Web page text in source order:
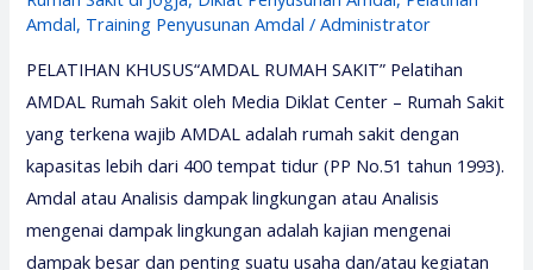
Amdal, Training Penyusunan Amdal /Administrator
PELATIHAN KHUSUS“AMDAL RUMAH SAKIT” Pelatihan
AMDAL Rumah Sakit oleh Media Diklat Center – Rumah Sakit
yang terkena wajib AMDAL adalah rumah sakit dengan
kapasitas lebih dari 400 tempat tidur (PP No.51 tahun 1993).
Amdal atau Analisis dampak lingkungan atau Analisis
mengenai dampak lingkungan adalah kajian mengenai
dampak besar dan penting suatu usaha dan/atau kegiatan